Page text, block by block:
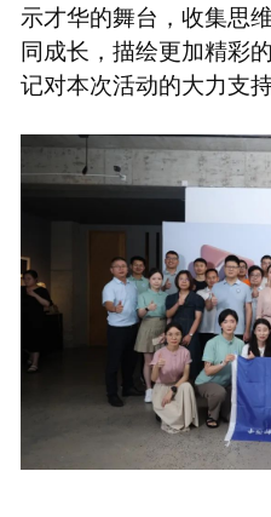
示才华的舞台，收集思
同成长，描绘更加精彩
记对本次活动的大力支持